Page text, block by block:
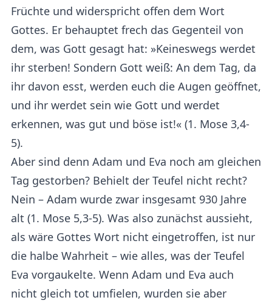
Früchte und widerspricht offen dem Wort
Gottes. Er behauptet frech das Gegenteil von
dem, was Gott gesagt hat: »Keineswegs werdet
ihr sterben! Sondern Gott weiß: An dem Tag, da
ihr davon esst, werden euch die Augen geöffnet,
und ihr werdet sein wie Gott und werdet
erkennen, was gut und böse ist!« (1. Mose 3,4-
5).
Aber sind denn Adam und Eva noch am gleichen
Tag gestorben? Behielt der Teufel nicht recht?
Nein – Adam wurde zwar insgesamt 930 Jahre
alt (1. Mose 5,3-5). Was also zunächst aussieht,
als wäre Gottes Wort nicht eingetroffen, ist nur
die halbe Wahrheit – wie alles, was der Teufel
Eva vorgaukelte. Wenn Adam und Eva auch
nicht gleich tot umfielen, wurden sie aber